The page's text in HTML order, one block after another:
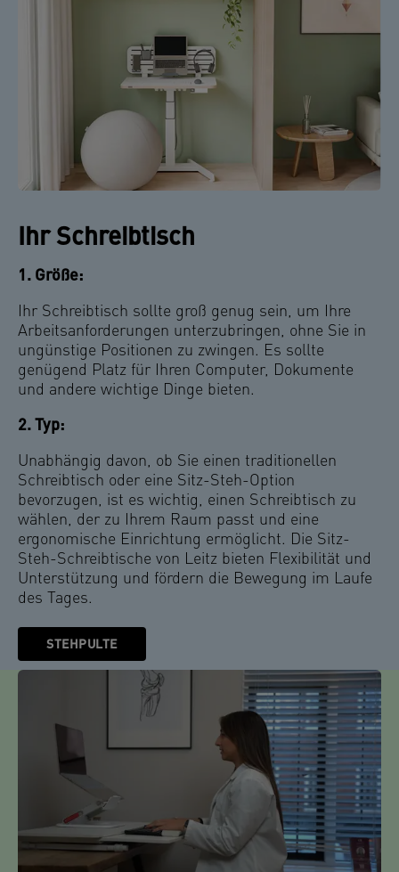
Ihr Schreibtisch
1. Größe:
Ihr Schreibtisch sollte groß genug sein, um Ihre
Arbeitsanforderungen unterzubringen, ohne Sie in
ungünstige Positionen zu zwingen. Es sollte
genügend Platz für Ihren Computer, Dokumente
und andere wichtige Dinge bieten.
2. Typ:
Unabhängig davon, ob Sie einen traditionellen
Schreibtisch oder eine Sitz-Steh-Option
bevorzugen, ist es wichtig, einen Schreibtisch zu
wählen, der zu Ihrem Raum passt und eine
ergonomische Einrichtung ermöglicht. Die Sitz-
Steh-Schreibtische von Leitz bieten Flexibilität und
Unterstützung und fördern die Bewegung im Laufe
des Tages.
STEHPULTE